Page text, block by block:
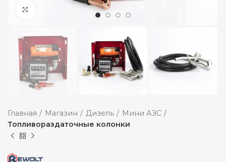
Главная Магазин Дизель
Мини АЗС
Топливораздаточные колонки